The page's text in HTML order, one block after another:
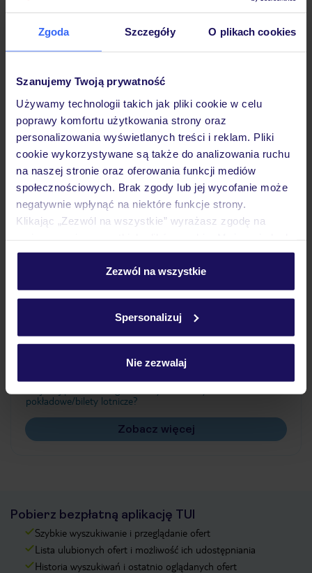
Zgoda Szczegóły O plikach cookies
Szanujemy Twoją prywatność
Używamy technologii takich jak pliki cookie w celu
poprawy komfortu użytkowania strony oraz
personalizowania wyświetlanych treści i reklam. Pliki
cookie wykorzystywane są także do analizowania ruchu
na naszej stronie oraz oferowania funkcji mediów
społecznościowych. Brak zgody lub jej wycofanie może
negatywnie wpłynąć na niektóre funkcje strony.
Klikając „Zezwól na wszystkie” wyrażasz zgodę na
personalizować swój wybór wchodząc w zakładkę
Szczegółowe informacje o plikach cookie znajdziesz
Zezwól na wszystkie
Spersonalizuj
Nie zezwalaj
Pokoje
Wyżywienie
Atrakcje
Ważne informacje
Często zadawane pytania
Jak zmienić uczestników/osobę zgłaszającą?
Czy w Hotelu będzie przedstawiciel TUI?
pokładowe/bilety lotnicze?
Zobacz więcej
Pobierz bezpłatną aplikację TUI
Szybkie wyszukiwanie i przeglądanie ofert
Lista ulubionych ofert i możliwość ich udostępniania
Historia wyszukiwań i ostatnio oglądanych ofert